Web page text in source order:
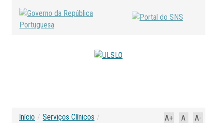
A-
A
A+
Início / Serviços Clínicos /